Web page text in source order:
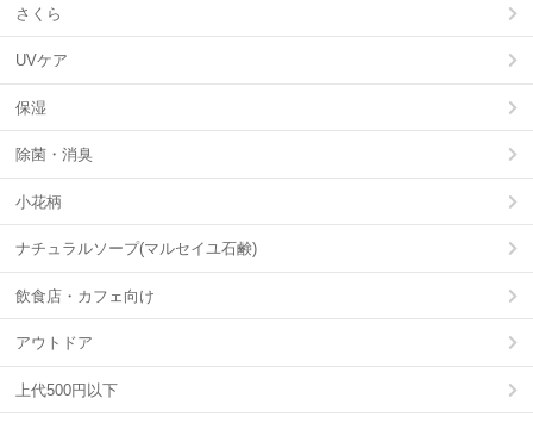
さくら
UVケア
保湿
除菌・消臭
小花柄
ナチュラルソープ(マルセイユ石鹸)
飲食店・カフェ向け
アウトドア
上代500円以下